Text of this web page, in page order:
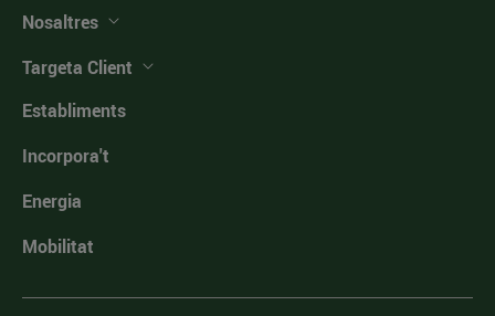
Nosaltres
Targeta Client
Establiments
Incorpora't
Energia
Mobilitat